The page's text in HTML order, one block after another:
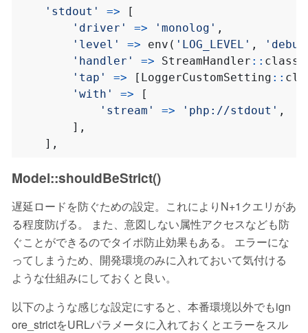
'stdout' =>
[
'driver'
=> 'monolog' ,
'level'
=> env ( 'LOG_LEVEL' ,
'handler'
=> StreamHandler :: class
'tap'
=> [ LoggerCustomSetting ::
'with'
=>
[
'stream'
=> 'php://stdout' ,
],
],
Model::shouldBeStrict()
遅延ロードを防ぐための設定。これによりN+1クエリがあ
る程度防げる。 また、意図しない属性アクセスなども防
ぐことができるのでタイポ防止効果もある。 エラーにな
ってしまうため、開発環境のみに入れておいて気付ける
ような仕組みにしておくと良い。
以下のような感じな設定にすると、本番環境以外でもign
ore_strictをURLパラメータに入れておくとエラーをスル